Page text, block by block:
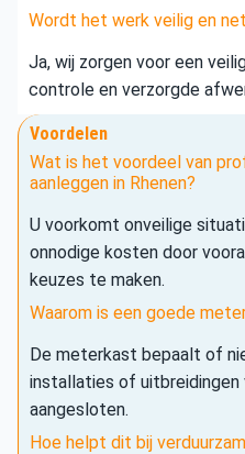
Wordt het werk veilig en
Ja, wij zorgen voor een
controle en verzorgde
Voordelen
Wat is het voordeel van
aanleggen in Rhenen?
U voorkomt onveilige
onnodige kosten door
keuzes te maken.
Waarom is een goede
De meterkast bepaalt of
installaties of uitbreidingen
aangesloten.
Hoe helpt dit bij